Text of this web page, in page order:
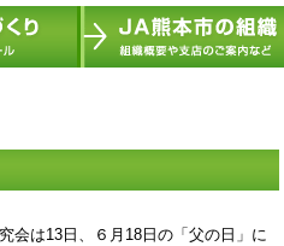
会は13日、６月18日の「父の日」に